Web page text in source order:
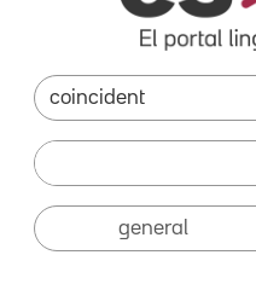
general